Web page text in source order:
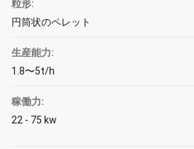
粒形:
円筒状のペレット
生産能力:
1.8〜5t/h
稼働力:
22 - 75 kw